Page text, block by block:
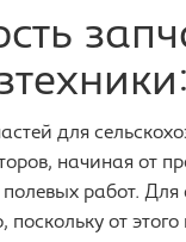
для
начиная от
работ.
поскольку от